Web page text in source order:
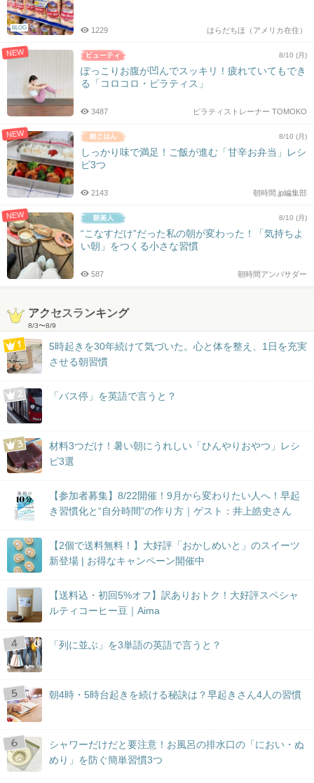
BLOG はらだちほ（アメリカ在住）
1229
NEW 8/10 (月)
ぽっこりお腹が凹んでスッキリ！疲れていてもでき
る「コロコロ・ピラティス」
ピラティストレーナー TOMOKO
3487
NEW 8/10 (月)
しっかり味で満足！ご飯が進む「甘辛お弁当」レシ
ピ3つ
朝時間.jp編集部
2143
NEW 8/10 (月)
“こなすだけ”だった私の朝が変わった！「気持ちよ
い朝」をつくる小さな習慣
朝時間アンバサダー
587
アクセスランキング
8/3〜8/9
5時起きを30年続けて気づいた。心と体を整え、1日を充実
させる朝習慣
「バス停」を英語で言うと？
材料3つだけ！暑い朝にうれしい「ひんやりおやつ」レシ
ピ3選
【参加者募集】8/22開催！9月から変わりたい人へ！早起
き習慣化と“自分時間”の作り方｜ゲスト：井上皓史さん
【2個で送料無料！】大好評「おかしめいと」のスイーツ
新登場 | お得なキャンペーン開催中
【送料込・初回5%オフ】訳ありおトク！大好評スペシャ
ルティコーヒー豆｜Aima
「列に並ぶ」を3単語の英語で言うと？
朝4時・5時台起きを続ける秘訣は？早起きさん4人の習慣
シャワーだけだと要注意！お風呂の排水口の「におい・ぬ
めり」を防ぐ簡単習慣3つ